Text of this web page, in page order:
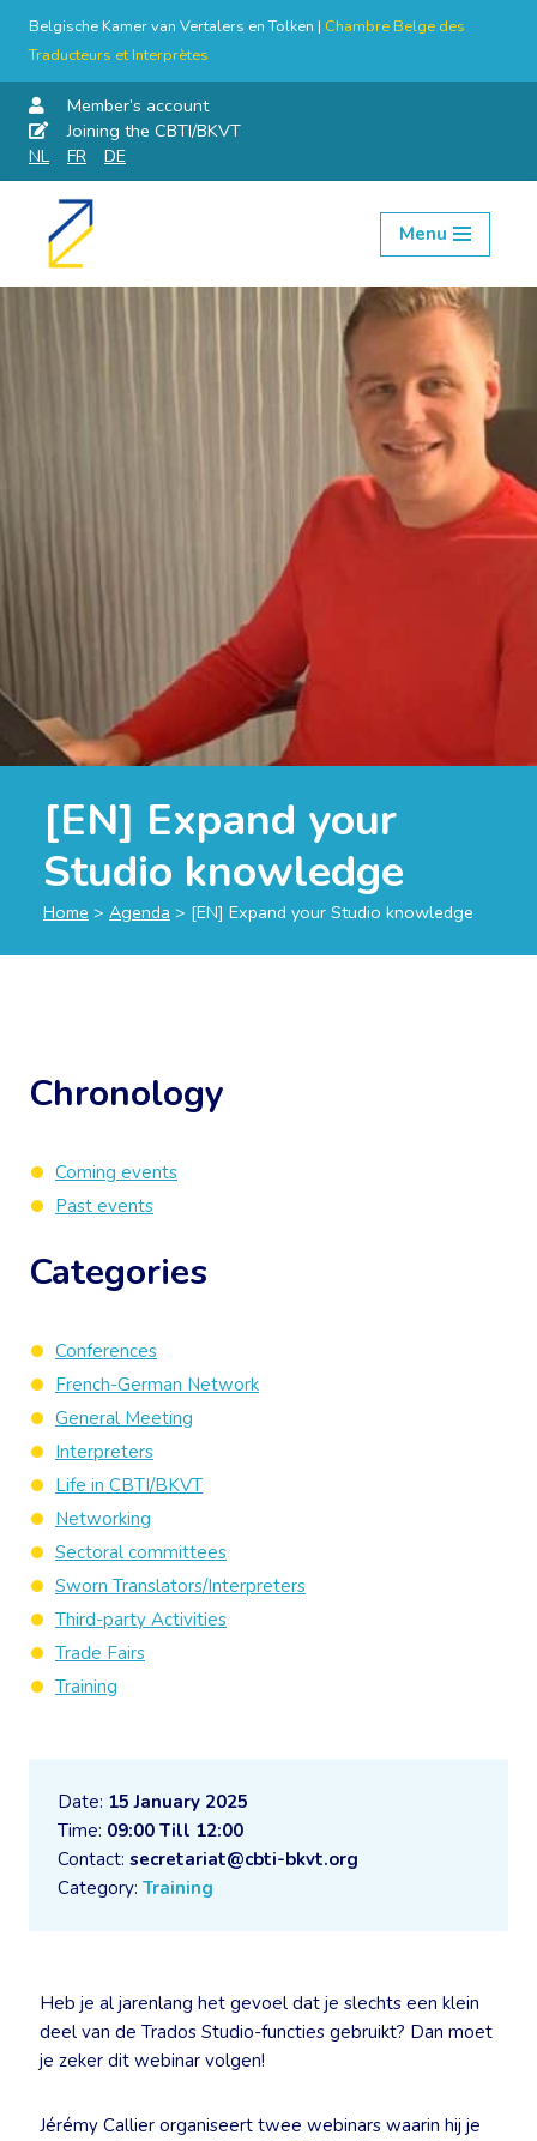
Belgische Kamer van Vertalers en Tolken | Chambre Belge des
Traducteurs et Interprètes
Member’s account
Joining the CBTI/BKVT
NL
FR DE
Skip
Menu
[EN] Expand your
Studio knowledge
Home > Agenda > [EN] Expand your Studio knowledge
Date: 15 January 2025
Time: 09:00 Till 12:00
Contact: secretariat@cbti-bkvt.org
Category: Training
Heb je al jarenlang het gevoel dat je slechts een klein
deel van de Trados Studio-functies gebruikt? Dan moet
je zeker dit webinar volgen!
Jérémy Callier organiseert twee webinars waarin hij je
Chronology
Coming events
Past events
Categories
Conferences
French-German Network
General Meeting
Interpreters
Life in CBTI/BKVT
Networking
Sectoral committees
Sworn Translators/Interpreters
Third-party Activities
Trade Fairs
Training